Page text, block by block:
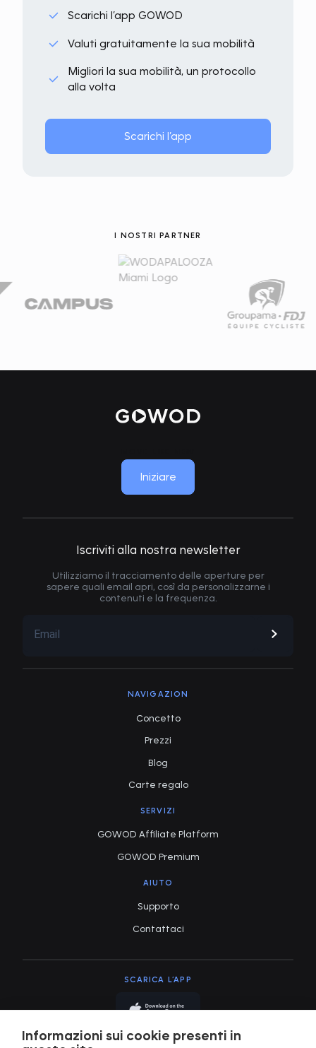
Informazioni sui cookie presenti in
Scarichi l’app GOWOD
Valuti gratuitamente la sua mobilità
Migliori la sua mobilità, un protocollo
alla volta
Scarichi l’app
I NOSTRI PARTNER
Iniziare
Iscriviti alla nostra newsletter
Utilizziamo il tracciamento delle aperture per
sapere quali email apri, così da personalizzarne i
contenuti e la frequenza.
NAVIGAZION
Concetto
Prezzi
Blog
Carte regalo
SERVIZI
GOWOD Affiliate Platform
GOWOD Premium
AIUTO
Supporto
Contattaci
SCARICA L’APP